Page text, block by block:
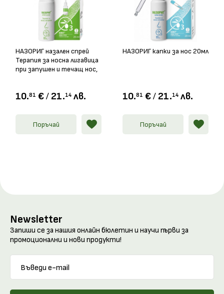
НАЗОРИГ назален спрей
Терапия за носна лигавица
при запушен и течащ нос,
10.81 €/ 21.14 лв.
Поръчай
НАЗОРИГ капки за нос 20мл
10.81 €/ 21.14 лв.
Поръчай
Newsletter
Запиши се за нашия онлайн бюлетин и научи първи за
промоционални и нови продукти!